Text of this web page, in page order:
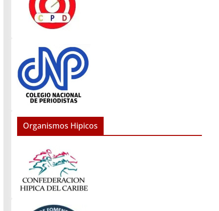
Organismos Hipicos